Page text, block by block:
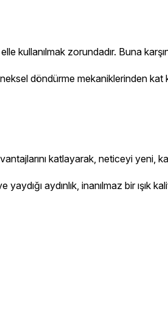
kullanılmak zorundadır. Buna
döndürme mekaniklerinden kat
katlayarak, neticeyi yeni,
aydınlık, inanılmaz bir ışık